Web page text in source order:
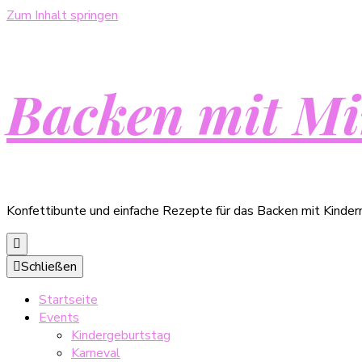
Zum Inhalt springen
Backen mit
Konfettibunte und einfache Rezepte für das Backen mit
Schließen
Startseite
Events
Kindergeburtstag
Karneval